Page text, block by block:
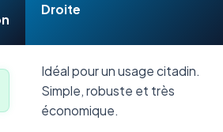
Droite
Idéal pour un usage citadin.
Simple, robuste et très
économique.